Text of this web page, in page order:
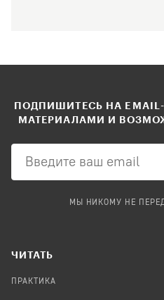
ПОДПИШИТЕСЬ НА
МАТЕРИАЛАМИ И
МЫ НИКОМУ НЕ
ЧИТАТЬ
ПРАКТИКА